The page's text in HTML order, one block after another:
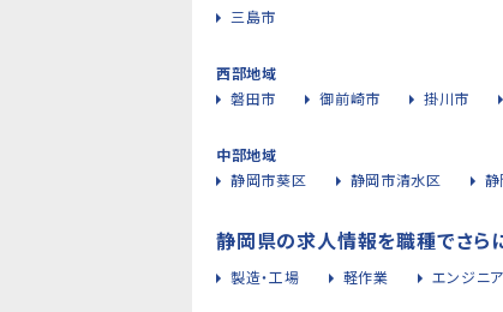
三島市
西部地域
磐田市
御前崎市 掛川市
中部地域
静岡市葵区
静岡市清水区
静岡県の求人情報を職種でさら
製造・工場 軽作業 エンジニア